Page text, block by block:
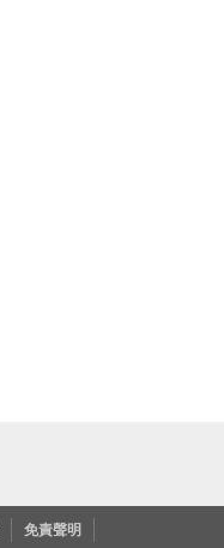
免責聲明